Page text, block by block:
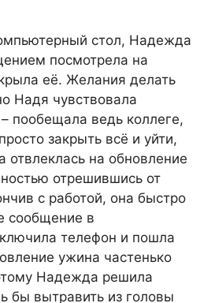
стол, Надежда
посмотрела на
её. Желания делать
Надя чувствовала
– пообещала ведь коллеге,
закрыть всё и уйти,
на обновление
отрешившись от
с работой, она быстро
сообщение в
телефон и пошла
ужина частенько
Надежда решила
бы вытравить из головы